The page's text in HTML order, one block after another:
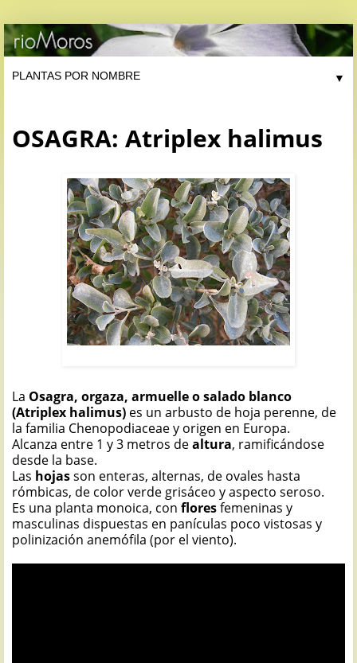
▼
OSAGRA: Atriplex halimus
La Osagra, orgaza, armuelle o salado blanco
(Atriplex halimus) es un arbusto de hoja perenne, de
la familia Chenopodiaceae y origen en Europa.
Alcanza entre 1 y 3 metros dealtura, ramificándose
desde la base.
Las hojasson enteras, alternas, de ovales hasta
rómbicas, de color verde grisáceo y aspecto seroso.
Es una planta monoica, con floresfemeninas y
masculinas dispuestas en panículas poco vistosas y
polinización anemófila (por el viento).